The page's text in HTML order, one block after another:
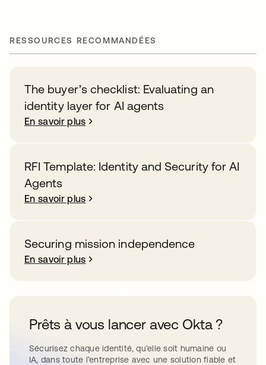
RESSOURCES RECOMMANDÉES
The buyer’s checklist: Evaluating an
identity layer for AI agents
En savoir plus
RFI Template: Identity and Security for AI
Agents
En savoir plus
Securing mission independence
En savoir plus
Prêts à vous lancer avec Okta ?
Sécurisez chaque identité, qu’elle soit humaine ou
IA, dans toute l’entreprise avec une solution fiable et